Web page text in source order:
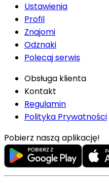
Ustawienia
Profil
Znajomi
Odznaki
Polecaj serwis
Obsługa klienta
Kontakt
Regulamin
Polityka Prywatności
Pobierz naszą aplikację!